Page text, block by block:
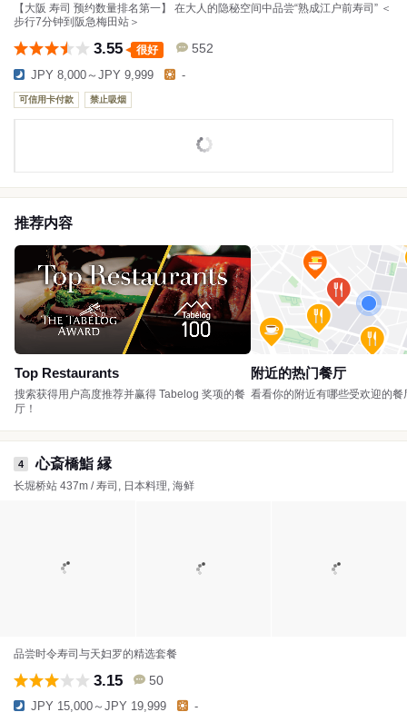
【大阪 寿司 预约数量排名第一】 在大人的隐秘空间中品尝“熟成江户前寿司” ＜
步行7分钟到阪急梅田站＞
3.55 很好 552
JPY 8,000～JPY 9,999 -
可信用卡付款 禁止吸烟
推荐内容
Top Restaurants
搜索获得用户高度推荐并赢得 Tabelog 奖项的餐
厅！
附近的热门餐厅
看看你的附近有哪些受欢迎的餐
4 心斎橋鮨 縁
长堀桥站 437m / 寿司, 日本料理, 海鲜
品尝时令寿司与天妇罗的精选套餐
3.15 50
JPY 15,000～JPY 19,999 -